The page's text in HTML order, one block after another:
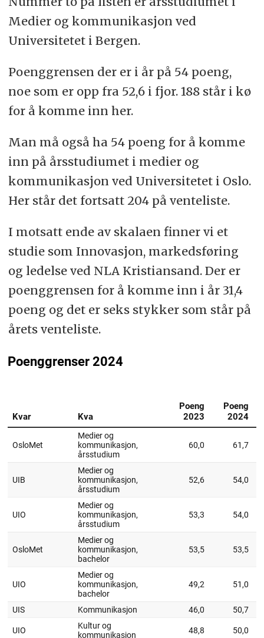
Medier og kommunikasjon ved
Universitetet i Bergen.
Poenggrensen der er i år på 54 poeng,
noe som er opp fra 52,6 i fjor. 188 står i kø
for å komme inn her.
Man må også ha 54 poeng for å komme
inn på årsstudiumet i medier og
kommunikasjon ved Universitetet i Oslo.
Her står det fortsatt 204 på venteliste.
I motsatt ende av skalaen finner vi et
studie som Innovasjon, markedsføring
og ledelse ved NLA Kristiansand. Der er
poenggrensen for å komme inn i år 31,4
poeng og det er seks stykker som står på
årets venteliste.